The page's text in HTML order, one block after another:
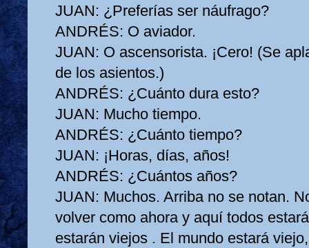
JUAN: ¿Preferías ser náufrago?
ANDRÉS: O aviador.
JUAN: O ascensorista. ¡Cero! (Se
de los asientos.)
ANDRÉS: ¿Cuánto dura esto?
JUAN: Mucho tiempo.
ANDRÉS: ¿Cuánto tiempo?
JUAN: ¡Horas, días, años!
ANDRÉS: ¿Cuántos años?
JUAN: Muchos. Arriba no se notan.
volver como ahora y aquí todos
estarán viejos . El mundo estará viejo,